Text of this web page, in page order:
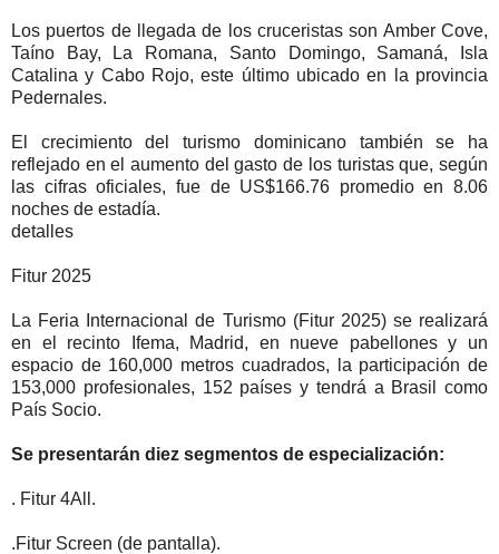
Los puertos de llegada de los cruceristas son Amber Cove,
Taíno Bay, La Romana, Santo Domingo, Samaná, Isla
Catalina y Cabo Rojo, este último ubicado en la provincia
Pedernales.
El crecimiento del turismo dominicano también se ha
reflejado en el aumento del gasto de los turistas que, según
las cifras oficiales, fue de US$166.76 promedio en 8.06
noches de estadía.
detalles
Fitur 2025
La Feria Internacional de Turismo (Fitur 2025) se realizará
en el recinto Ifema, Madrid, en nueve pabellones y un
espacio de 160,000 metros cuadrados, la participación de
153,000 profesionales, 152 países y tendrá a Brasil como
País Socio.
Se presentarán diez segmentos de especialización:
. Fitur 4All.
.Fitur Screen (de pantalla).